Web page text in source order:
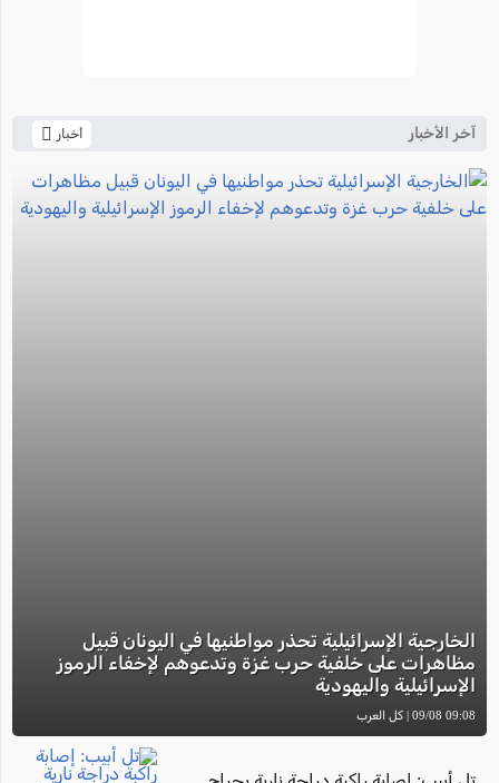
آخر الأخبار أخبار
الخارجية الإسرائيلية تحذر مواطنيها في اليونان قبيل
مظاهرات على خلفية حرب غزة وتدعوهم لإخفاء الرموز
الإسرائيلية واليهودية
09:08 09/08 | كل العرب